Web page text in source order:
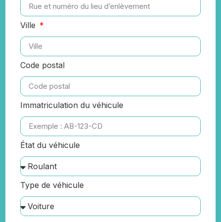
Ville
Code postal
Immatriculation du véhicule
État du véhicule
Type de véhicule